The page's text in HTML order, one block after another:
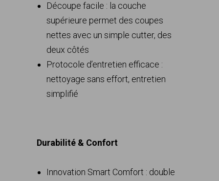
Découpe facile : la couche
supérieure permet des coupes
nettes avec un simple cutter, des
deux côtés
Protocole d’entretien efficace :
nettoyage sans effort, entretien
simplifié
Durabilité & Confort
Innovation Smart Comfort : double